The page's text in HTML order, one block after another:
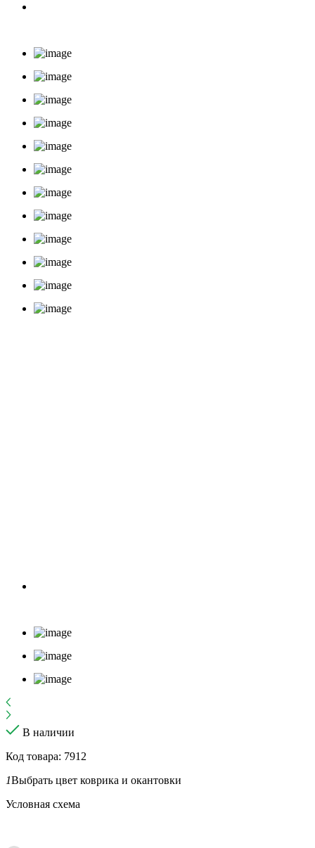
В наличии
Код товара: 7912
1Выбрать цвет коврика и окантовки
Условная схема